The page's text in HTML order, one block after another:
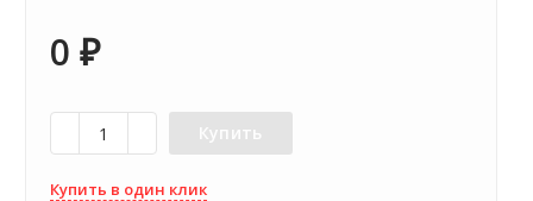
0 ₽
Купить
Купить в один клик